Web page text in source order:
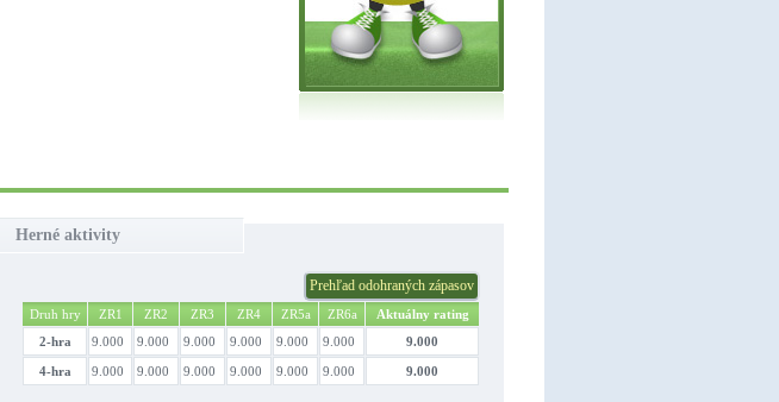
Herné aktivity
Prehľad odohraných zápasov
Druh hry ZR1 ZR2 ZR3 ZR4 ZR5a ZR6a
Aktuálny rating
2-hra
9.000 9.000 9.000 9.000 9.000 9.000 9.000
4-hra 9.000 9.000 9.000 9.000 9.000 9.000 9.000